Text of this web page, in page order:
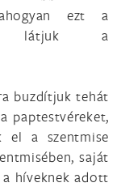
ahogyan ezt a
látjuk a
buzdítjuk tehát
paptestvéreket,
el a szentmise
saját
híveknek adott